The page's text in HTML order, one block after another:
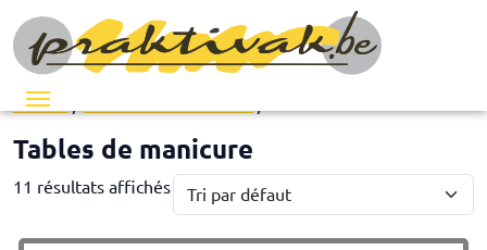
Menu
Accueil
Tables de manicure
11 résultats affichés